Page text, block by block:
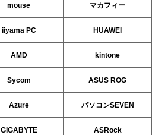
mouse マカフィー
iiyama PC HUAWEI
AMD kintone
Sycom ASUS ROG
Azure パソコンSEVEN
GIGABYTE ASRock